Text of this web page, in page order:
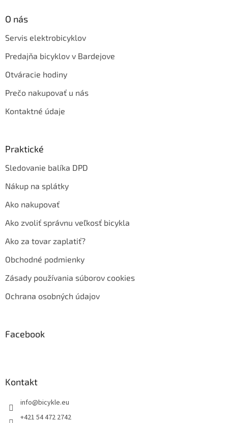
O nás
Servis elektrobicyklov
Predajňa bicyklov v Bardejove
Otváracie hodiny
Prečo nakupovať u nás
Kontaktné údaje
Praktické
Sledovanie balíka DPD
Nákup na splátky
Ako nakupovať
Ako zvoliť správnu veľkosť bicykla
Ako za tovar zaplatiť?
Obchodné podmienky
Zásady používania súborov cookies
Ochrana osobných údajov
Facebook
Kontakt
info@bicykle.eu
+421 54 472 2742